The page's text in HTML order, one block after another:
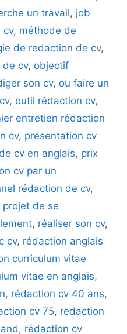
un travail, job
cv, méthode de
de redaction de cv,
de cv, objectif
son cv, ou faire un
, outil rédaction cv,
entretien rédaction
cv, présentation cv
cv en anglais, prix
cv par un
rédaction de cv,
projet de se
, réaliser son cv,
cv, rédaction anglais
curriculum vitae
vitae en anglais,
, rédaction cv 40 ans,
cv 75, redaction
, rédaction cv